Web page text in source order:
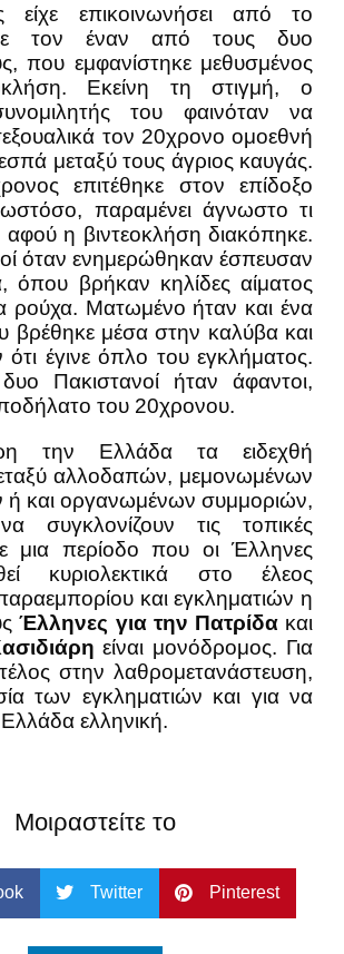
είχε επικοινωνήσει από το
τον έναν από τους δυο
που εμφανίστηκε μεθυσμένος
Εκείνη τη στιγμή, ο
του φαινόταν να
τον 20χρονο ομοεθνή
μεταξύ τους άγριος καυγάς.
επιτέθηκε στον επίδοξο
παραμένει άγνωστο τι
η βιντεοκλήση διακόπηκε.
όταν ενημερώθηκαν έσπευσαν
όπου βρήκαν κηλίδες αίματος
ρούχα. Ματωμένο ήταν και ένα
βρέθηκε μέσα στην καλύβα και
ότι έγινε όπλο του εγκλήματος.
Πακιστανοί ήταν άφαντοι,
του 20χρονου.
την Ελλάδα τα ειδεχθή
αλλοδαπών, μεμονωμένων
ή και οργανωμένων συμμοριών,
συγκλονίζουν τις τοπικές
μια περίοδο που οι Έλληνες
κυριολεκτικά στο έλεος
και εγκληματιών η
Έλληνες για την Πατρίδα και
είναι μονόδρομος. Για
στην λαθρομετανάστευση,
των εγκληματιών και για να
ελληνική.
Μοιραστείτε το
Twitter Pinterest